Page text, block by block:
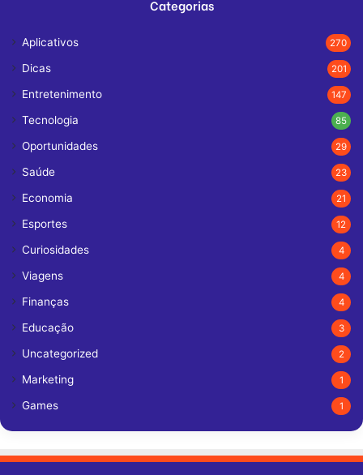
Categorias
Aplicativos 270
Dicas 201
Entretenimento 147
Tecnologia 85
Oportunidades 29
Saúde 23
Economia 21
Esportes 12
Curiosidades 4
Viagens 4
Finanças 4
Educação 3
Uncategorized 2
Marketing 1
Games 1